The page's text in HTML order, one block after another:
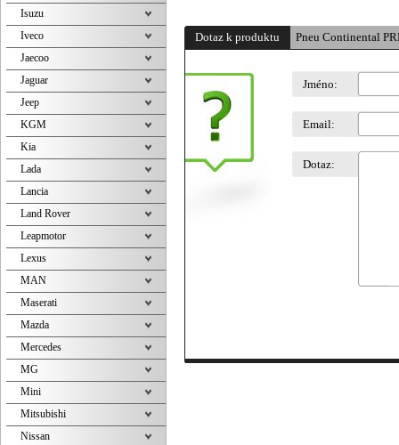
Dotaz k produktu Pneu Continental
Jméno:
Email:
Dotaz:
Isuzu
Iveco
Jaecoo
Jaguar
Jeep
KGM
Kia
Lada
Lancia
Land Rover
Leapmotor
Lexus
MAN
Maserati
Mazda
Mercedes
MG
Mini
Mitsubishi
Nissan